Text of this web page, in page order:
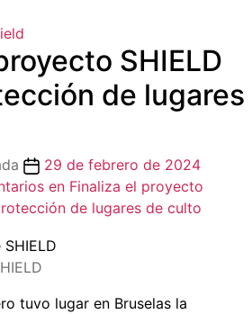
SHIELD
de lugares
29 de febrero de 2024
en Finaliza el proyecto
de lugares de culto
tuvo lugar en Bruselas la